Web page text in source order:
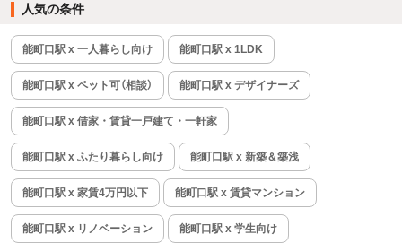
人気の条件
能町口駅 x 一人暮らし向け 能町口駅 x 1LDK
能町口駅 x ペット可（相談） 能町口駅 x デザイナーズ
能町口駅 x 借家・賃貸一戸建て・一軒家
能町口駅 x ふたり暮らし向け 能町口駅 x 新築＆築浅
能町口駅 x 家賃4万円以下 能町口駅 x 賃貸マンション
能町口駅 x リノベーション 能町口駅 x 学生向け